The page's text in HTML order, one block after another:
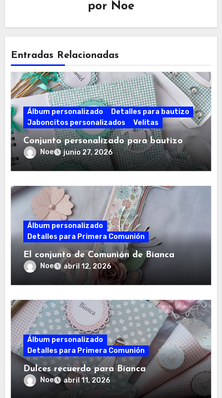
por Noe
Entradas Relacionadas
Álbum personalizado
Detalles para bautizo
Jaboncitos personalizados
Velitas
Conjunto personalizado para bautizo
Noe junio 27, 2026
Álbum personalizado
Detalles para Primera Comunión
El conjunto de Comunión de Bianca
Noe abril 12, 2026
Álbum personalizado
Detalles para Primera Comunión
Dulces recuerdo para Bianca
Noe abril 11, 2026